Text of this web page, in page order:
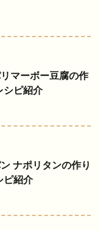
マーボー豆腐の作
シピ紹介
ナポリタンの作り
ピ紹介